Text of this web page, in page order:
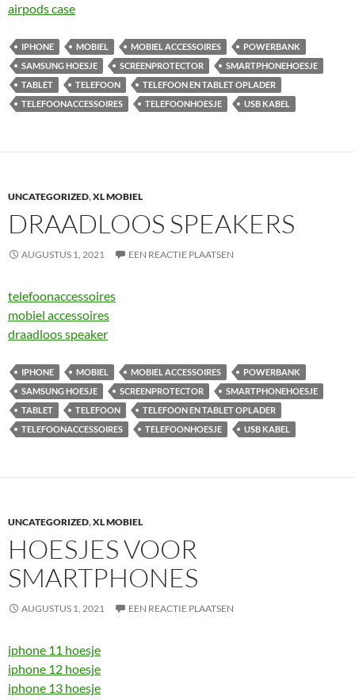
airpods case
IPHONE MOBIEL MOBIEL ACCESSOIRES
POWERBANK
SAMSUNG HOESJE
SCREENPROTECTOR
SMARTPHONEHOESJE
TABLET
TELEFOON
TELEFOON EN TABLET OPLADER
TELEFOONACCESSOIRES
TELEFOONHOESJE USB KABEL
UNCATEGORIZED,XL MOBIEL
DRAADLOOS SPEAKERS
AUGUSTUS 1, 2021 EEN REACTIE PLAATSEN
telefoonaccessoires
mobiel accessoires
draadloos speaker
IPHONE MOBIEL MOBIEL ACCESSOIRES
POWERBANK
SAMSUNG HOESJE
SCREENPROTECTOR
SMARTPHONEHOESJE
TABLET
TELEFOON
TELEFOON EN TABLET OPLADER
TELEFOONACCESSOIRES
TELEFOONHOESJE USB KABEL
UNCATEGORIZED,XL MOBIEL
HOESJES VOOR
SMARTPHONES
AUGUSTUS 1, 2021 EEN REACTIE PLAATSEN
iphone 11 hoesje
iphone 12 hoesje
iphone 13 hoesje